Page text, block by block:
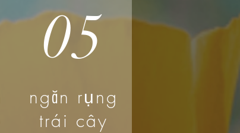
05
ngăn rụng
trái cây